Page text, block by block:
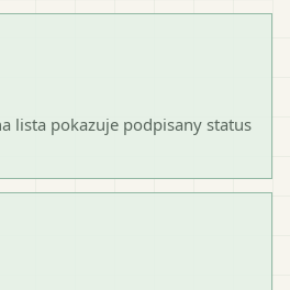
lista pokazuje podpisany status